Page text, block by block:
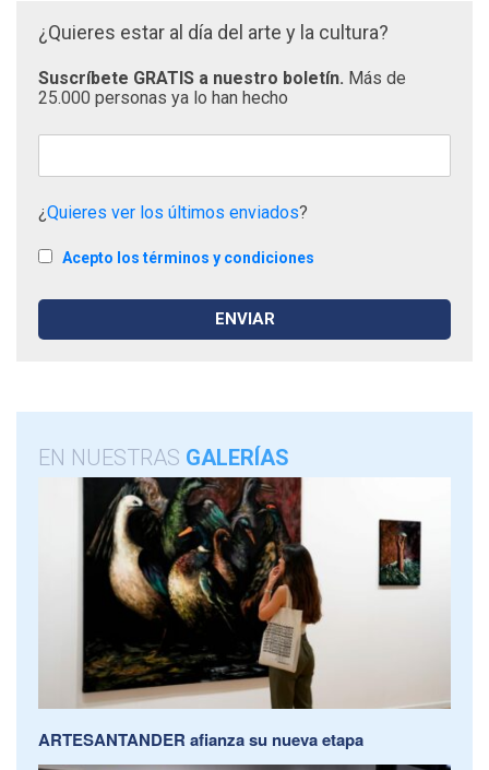
¿Quieres estar al día del arte y la cultura?
Suscríbete GRATIS a nuestro boletín. Más de
25.000 personas ya lo han hecho
¿Quieres ver los últimos enviados?
Acepto los términos y condiciones
EN NUESTRAS GALERÍAS
ARTESANTANDER afianza su nueva etapa